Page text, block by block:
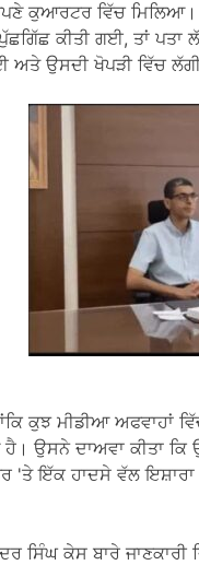
ਕੁਆਰਟਰ ਵਿੱਚ ਮਿਲਿਆ।
ਕੀਤੀ ਗਈ, ਤਾਂ
ਉਸਦੀ ਖੋਪੜੀ ਵਿੱਚ
ਕੁਝ ਮੀਡੀਆ ਅਫਵਾਹਾਂ
ਉਸਨੇ ਦਾਅਵਾ ਕੀਤਾ
'ਤੇ ਇੱਕ ਹਾਦਸੇ ਵੱਲ
ਸਿੰਘ ਕੇਸ ਬਾਰੇ ਜਾਣਕਾਰੀ